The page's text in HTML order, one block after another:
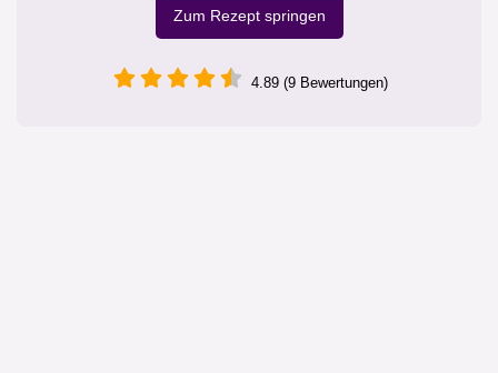
Zum Rezept springen
4.89 (9 Bewertungen)